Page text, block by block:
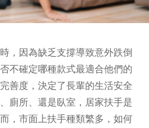
因為缺乏支撐導致意外跌倒
不確定哪種款式最適合他們的
善度，決定了長輩的生活安全
廁所、還是臥室，居家扶手是
，市面上扶手種類繁多，如何